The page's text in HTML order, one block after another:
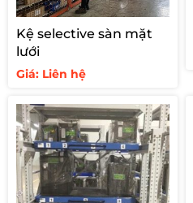
Kệ selective sàn mặt
lưới
Giá: Liên hệ